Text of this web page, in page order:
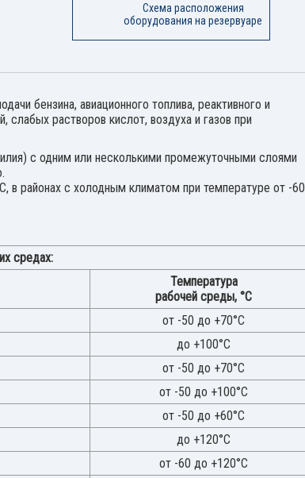
Схема расположения
оборудования на резервуаре
бензина, авиационного топлива, реактивного и
растворов кислот, воздуха и газов при
с одним или несколькими промежуточными слоями
в районах с холодным климатом при температуре от -60
средах:
Температура
рабочей среды, °C
от -50 до +70°C
до +100°С
от -50 до +70°С
от -50 до +100°С
от -50 до +60°С
до +120°С
от -60 до +120°С